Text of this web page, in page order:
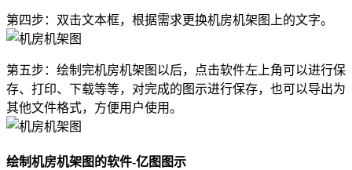
第四步：双击文本框，根据需求更换机房机架图上的文字。
第五步：绘制完机房机架图以后，点击软件左上角可以进行保
存、打印、下载等等，对完成的图示进行保存，也可以导出为
其他文件格式，方便用户使用。
绘制机房机架图的软件-亿图图示